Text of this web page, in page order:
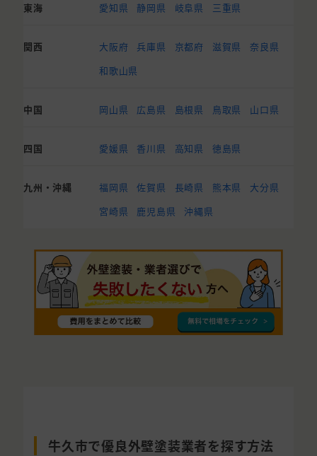
東海 愛知県 静岡県 岐阜県 三重県
関西 大阪府 兵庫県 京都府 滋賀県
奈良県
和歌山県
中国 岡山県 広島県 島根県 鳥取県 山口県
四国 愛媛県 香川県 高知県 徳島県
九州・沖縄 福岡県 佐賀県 長崎県 熊本県
大分県
宮崎県
鹿児島県 沖縄県
牛久市で優良外壁塗装業者を探す方法